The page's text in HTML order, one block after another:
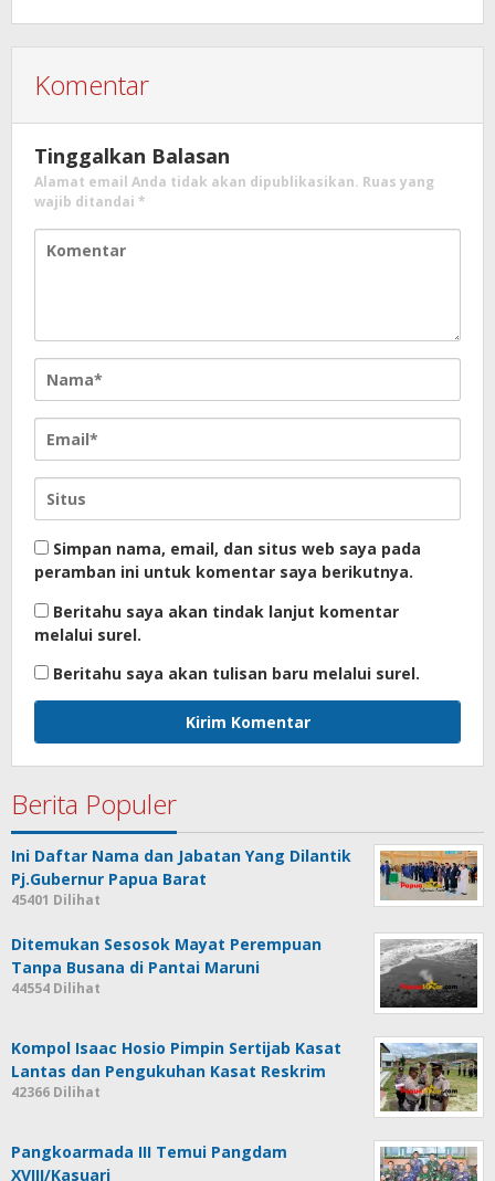
Komentar
Tinggalkan Balasan
Alamat email Anda tidak akan dipublikasikan. Ruas yang
wajib ditandai *
Simpan nama, email, dan situs web saya pada
peramban ini untuk komentar saya berikutnya.
Beritahu saya akan tindak lanjut komentar
melalui surel.
Beritahu saya akan tulisan baru melalui surel.
Berita Populer
Ini Daftar Nama dan Jabatan Yang Dilantik
Pj.Gubernur Papua Barat
45401 Dilihat
Ditemukan Sesosok Mayat Perempuan
Tanpa Busana di Pantai Maruni
44554 Dilihat
Kompol Isaac Hosio Pimpin Sertijab Kasat
Lantas dan Pengukuhan Kasat Reskrim
42366 Dilihat
Pangkoarmada III Temui Pangdam
XVIII/Kasuari